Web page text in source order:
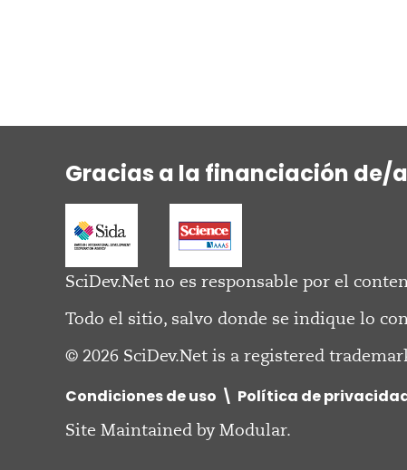
Gracias a la financiación de/
SciDev.Net no es responsable por el
Todo el sitio, salvo donde se indique lo
© 2026 SciDev.Net is a registered
Condiciones de uso
Política de
Site Maintained byModular.